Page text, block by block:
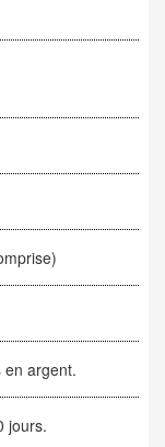
en argent.
jours.